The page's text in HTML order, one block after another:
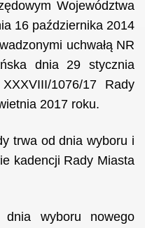
Województwa
16 października 2014
uchwałą NR
dnia 29 stycznia
1076/17 Rady
2017 roku.
trwa od dnia wyboru i
kadencji Rady Miasta
wyboru nowego